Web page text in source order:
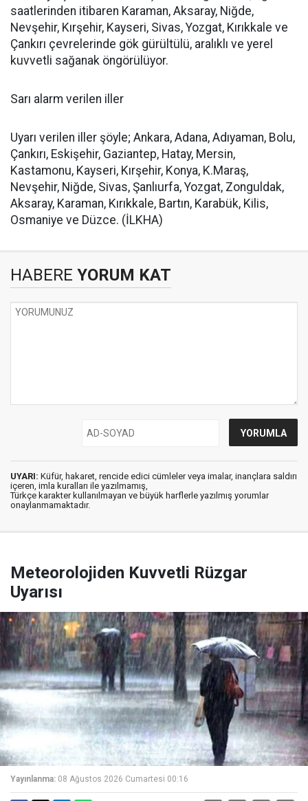
saatlerinden itibaren Karaman, Aksaray, Niğde,
Nevşehir, Kırşehir, Kayseri, Sivas, Yozgat, Kırıkkale ve
Çankırı çevrelerinde gök gürültülü, aralıklı ve yerel
kuvvetli sağanak öngörülüyor.
Sarı alarm verilen iller
Uyarı verilen iller şöyle; Ankara, Adana, Adıyaman, Bolu,
Çankırı, Eskişehir, Gaziantep, Hatay, Mersin,
Kastamonu, Kayseri, Kırşehir, Konya, K.Maraş,
Nevşehir, Niğde, Sivas, Şanlıurfa, Yozgat, Zonguldak,
Aksaray, Karaman, Kırıkkale, Bartın, Karabük, Kilis,
Osmaniye ve Düzce. (İLKHA)
HABERE YORUM KAT
UYARI: Küfür, hakaret, rencide edici cümleler veya imalar, inançlara saldırı
içeren, imla kuralları ile yazılmamış,
Türkçe karakter kullanılmayan ve büyük harflerle yazılmış yorumlar
onaylanmamaktadır.
Meteorolojiden Kuvvetli Rüzgar
Uyarısı
Yayınlanma: 08 Ağustos 2026 Cumartesi 00:16